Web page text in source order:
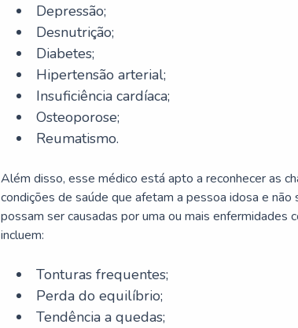
Depressão;
Desnutrição;
Diabetes;
Hipertensão arterial;
Insuficiência cardíaca;
Osteoporose;
Reumatismo.
Além disso, esse médico está apto a reconhecer as
condições de saúde que afetam a pessoa idosa e
possam ser causadas por uma ou mais enfermidades
incluem:
Tonturas frequentes;
Perda do equilíbrio;
Tendência a quedas;